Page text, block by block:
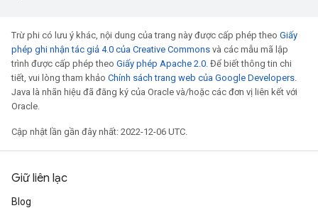
Trừ phi có lưu ý khác, nội dung của trang này được cấp phép theo Giấy
phép ghi nhận tác giả 4.0 của Creative Commons và các mẫu mã lập
trình được cấp phép theo Giấy phép Apache 2.0. Để biết thông tin chi
tiết, vui lòng tham khảo Chính sách trang web của Google Developers.
Java là nhãn hiệu đã đăng ký của Oracle và/hoặc các đơn vị liên kết với
Oracle.
Cập nhật lần gần đây nhất: 2022-12-06 UTC.
Giữ liên lạc
Blog